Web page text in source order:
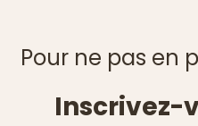
Pour ne pas en
Inscrivez-